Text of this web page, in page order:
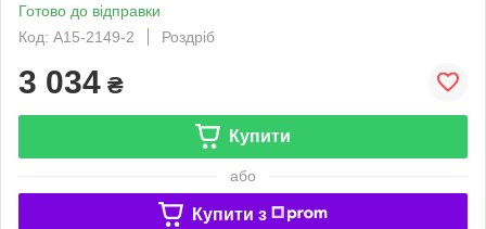
Готово до відправки
Код: A15-2149-2
Роздріб
3 034 ₴
Купити
або
Купити з